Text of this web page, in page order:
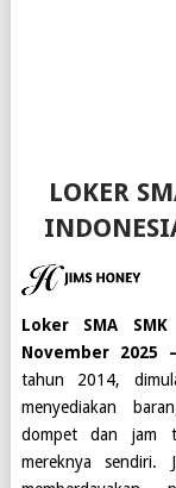
LOKER
Loker SMA
November 2025 –
tahun 2014,
menyediakan
dompet dan jam
mereknya sendiri.